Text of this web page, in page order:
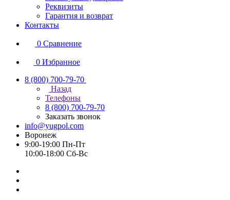
Реквизиты
Гарантия и возврат
Контакты
0 Сравнение
0 Избранное
8 (800) 700-79-70
Назад
Телефоны
8 (800) 700-79-70
Заказать звонок
info@yugpol.com
Воронеж
9:00-19:00 Пн-Пт
10:00-18:00 Cб-Вс